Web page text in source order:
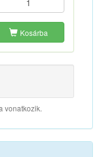
Kosárba
vonatkozik.